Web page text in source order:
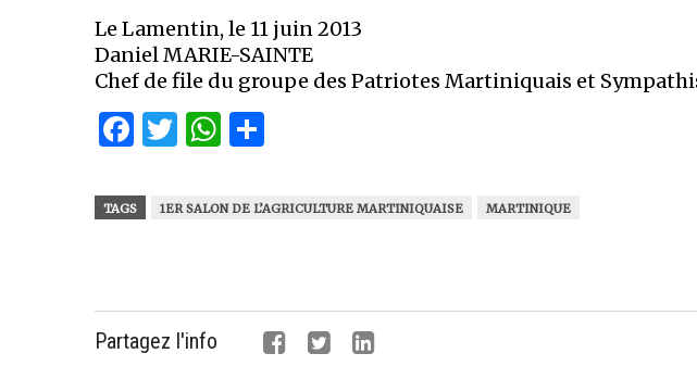
Le Lamentin, le 11 juin 2013
Daniel MARIE-SAINTE
Chef de file du groupe des Patriotes Martiniquais et
Facebook
Twitter
WhatsApp
TAGS 1ER SALON DE L’AGRICULTURE MARTINIQUAISE MARTINIQUE
Partagez l'info